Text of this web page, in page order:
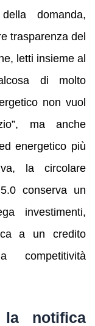
domanda,
trasparenza del
letti insieme al
di molto
non vuol
ma anche
energetico più
la circolare
conserva un
investimenti,
a un credito
competitività
la notifica